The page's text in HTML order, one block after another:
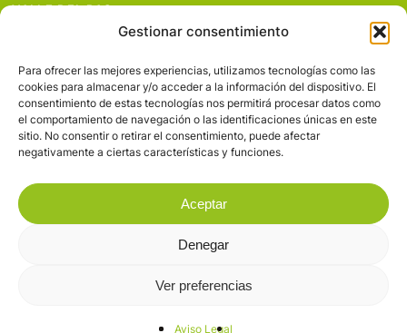
Gestionar consentimiento
Para ofrecer las mejores experiencias, utilizamos tecnologías como las
cookies para almacenar y/o acceder a la información del dispositivo. El
consentimiento de estas tecnologías nos permitirá procesar datos como
el comportamiento de navegación o las identificaciones únicas en este
sitio. No consentir o retirar el consentimiento, puede afectar
negativamente a ciertas características y funciones.
Aceptar
Denegar
Ver preferencias
Aviso Legal
VALLE DEL PAS
VALLE DEL PISUEÑA
PROYECTOS
SERVICIOS
AVISO LEGAL